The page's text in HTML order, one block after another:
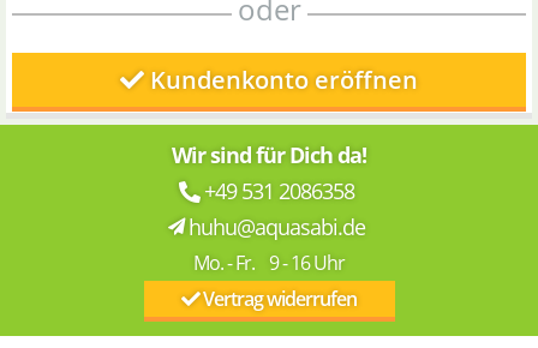
oder
Kundenkonto eröffnen
Wir sind für Dich da!
+49 531 2086358
huhu@aquasabi.de
Mo. - Fr. 9 - 16 Uhr
Vertrag widerrufen